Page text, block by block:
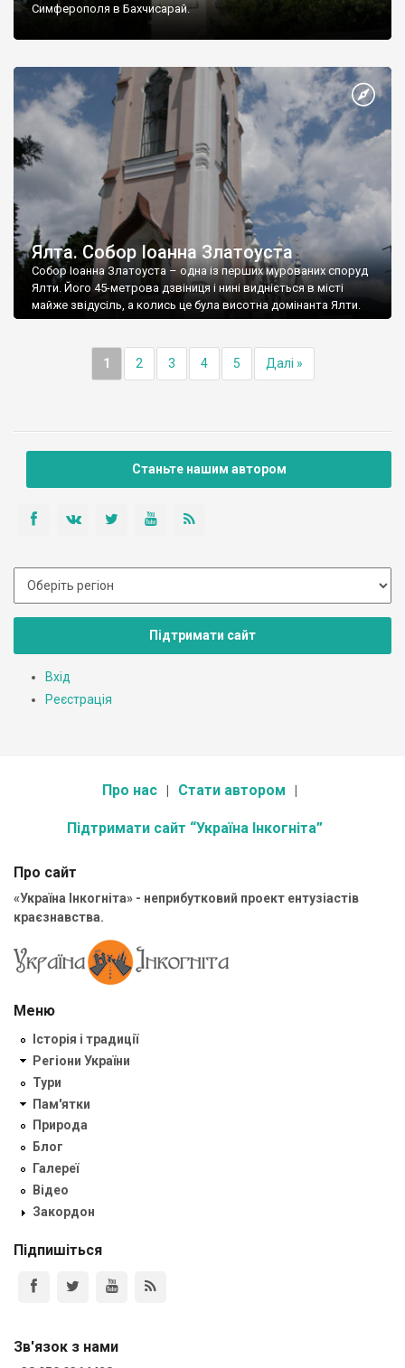
Симферополя в Бахчисарай.
Ялта. Собор Іоанна Златоуста
Собор Іоанна Златоуста – одна із перших мурованих споруд
Ялти. Його 45-метрова дзвіниця і нині видніється в місті
майже звідусіль, а колись це була висотна домінанта Ялти.
1 2 3 4 5 Далі »
Станьте нашим автором
Підтримати сайт
Вхід
Реєстрація
Про нас Стати автором
Підтримати сайт “Україна Інкогніта”
Про сайт
«Україна Інкогніта» - неприбутковий проект ентузіастів
краєзнавства.
Меню
Історія і традиції
Регіони України
Тури
Пам'ятки
Природа
Блог
Галереї
Відео
Закордон
Підпишіться
Зв'язок з нами